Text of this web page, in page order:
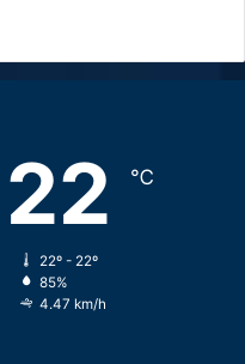
22 ℃
22º - 22º
85%
4.47 km/h